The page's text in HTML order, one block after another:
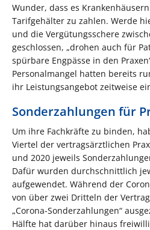
Wunder, dass es
Tarifgehälter zu zahlen. Werde
und die Vergütungsschere
geschlossen, „drohen auch für
spürbare Engpässe in den
Personalmangel hatten bereits
ihr Leistungsangebot zeitweise
Sonderzahlungen für
Um ihre Fachkräfte zu binden,
Viertel der vertragsärztlichen
und 2020 jeweils
Dafür wurden durchschnittlich
aufgewendet. Während der
von über zwei Dritteln der
„Corona-Sonderzahlungen“
Hälfte hat darüber hinaus